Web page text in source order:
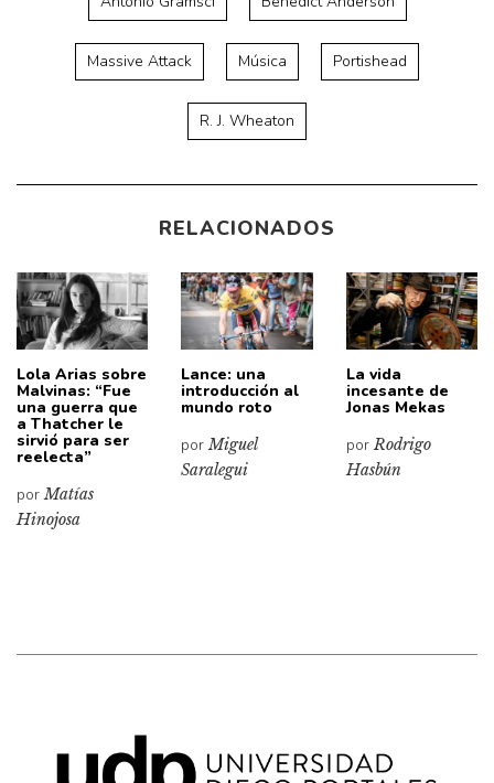
Massive Attack Música Portishead
R. J. Wheaton
RELACIONADOS
Lola Arias sobre
Malvinas: “Fue
una guerra que
a Thatcher le
sirvió para ser
reelecta”
porMatías
Hinojosa
Lance: una
introducción al
mundo roto
porMiguel
Saralegui
La vida
incesante de
Jonas Mekas
porRodrigo
Hasbún